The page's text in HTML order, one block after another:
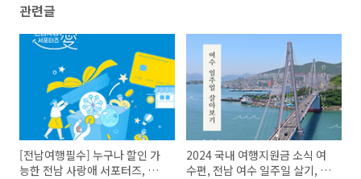
관련글
[전남여행필수] 누구나 할인 가
능한 전남 사랑애 서포터즈, 전
2024 국내 여행지원금 소식 여
수편, 전남 여수 일주일 살기, 보